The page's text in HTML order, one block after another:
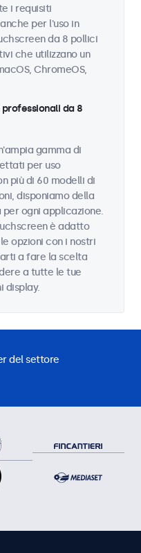
i requisiti
per l'uso in
da 8 pollici
che utilizzano un
ChromeOS,
da 8
gamma di
per uso
più di 60 modelli di
disponiamo della
ogni applicazione.
è adatto
opzioni con i nostri
a fare la scelta
a tutte le tue
display.
del settore